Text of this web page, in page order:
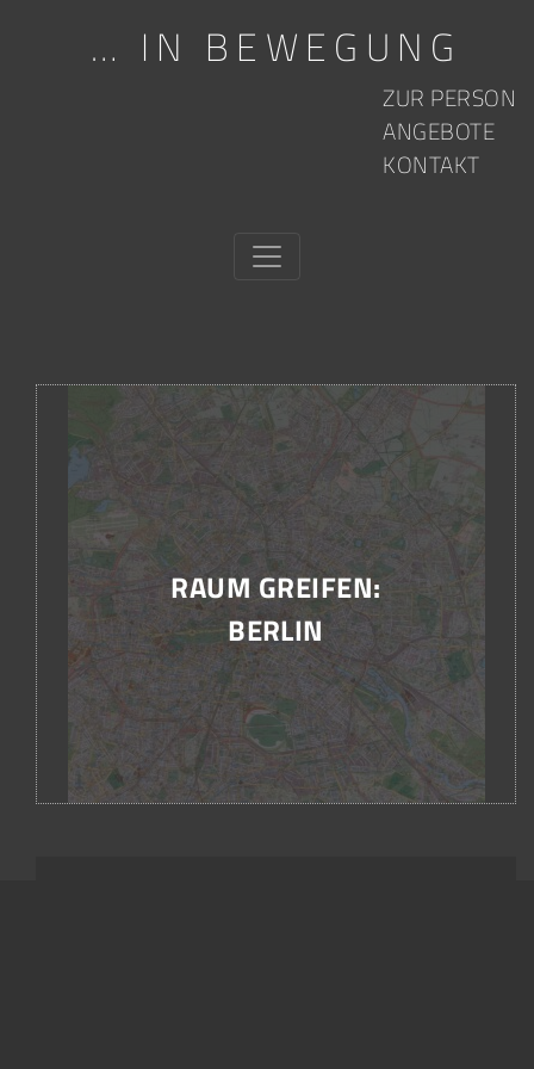
… IN BEWEGUNG
ZUR PERSON
ANGEBOTE
KONTAKT
RAUM GREIFEN:
BERLIN